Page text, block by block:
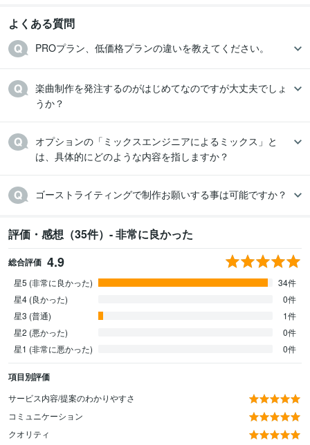
よくある質問
PROプラン、低価格プランの違いを教えてください。
楽曲制作を発注するのがはじめてなのですが大丈夫でしょ
うか？
オプションの「ミックスエンジニアによるミックス」と
は、具体的にどのような内容を指しますか？
ゴーストライティングで制作お願いする事は可能ですか？
評価・感想（35件）- 非常に良かった
総合評価 4.9
星5 (非常に良かった)
34件
星4 (良かった)
0件
星3 (普通)
1件
星2 (悪かった)
0件
星1 (非常に悪かった)
0件
項目別評価
サービス内容/提案のわかりやすさ
コミュニケーション
クオリティ